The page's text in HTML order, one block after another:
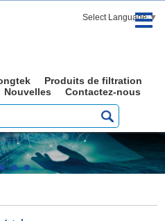
Select Language ▼
Produits de filtration
Nouvelles Contactez-nous